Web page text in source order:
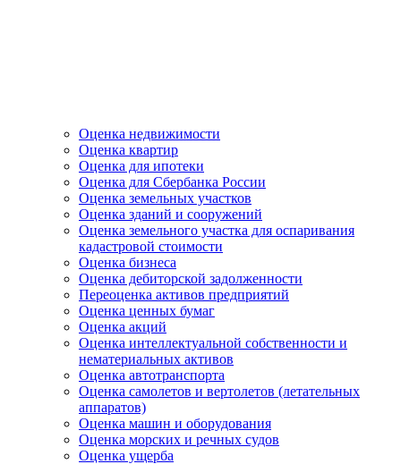
Оценка недвижимости
Оценка квартир
Оценка для ипотеки
Оценка для Сбербанка России
Оценка земельных участков
Оценка зданий и сооружений
Оценка земельного участка для оспаривания
кадастровой стоимости
Оценка бизнеса
Оценка дебиторской задолженности
Переоценка активов предприятий
Оценка ценных бумаг
Оценка акций
Оценка интеллектуальной собственности и
нематериальных активов
Оценка автотранспорта
Оценка самолетов и вертолетов (летательных
аппаратов)
Оценка машин и оборудования
Оценка морских и речных судов
Оценка ущерба